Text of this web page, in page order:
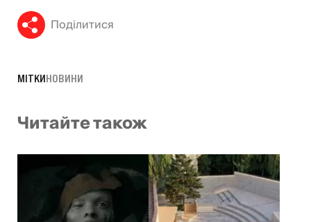
Поділитися
МІТКИНОВИНИ
Читайте також